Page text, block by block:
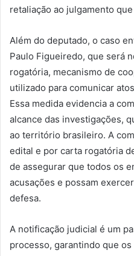
retaliação ao julgamento
Além do deputado, o caso
Paulo Figueiredo, que será
rogatória, mecanismo de
utilizado para comunicar
Essa medida evidencia a
alcance das investigações,
ao território brasileiro. A
edital e por carta rogatória
de assegurar que todos os
acusações e possam
defesa.
A notificação judicial é um
processo, garantindo que